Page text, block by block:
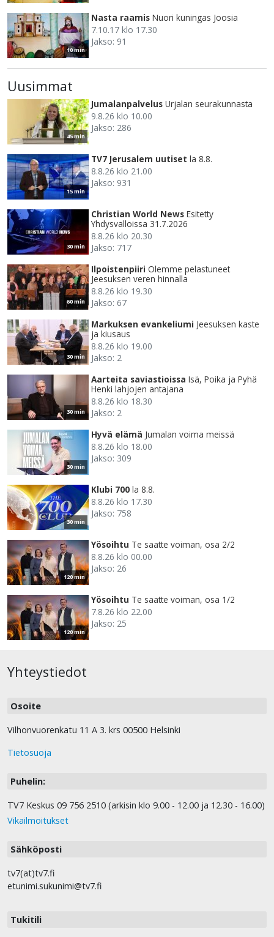
10 min
Nasta raamis Nuori kuningas Joosia
7.10.17 klo 17.30
Jakso: 91
Uusimmat
45 min
Jumalanpalvelus Urjalan seurakunnasta
9.8.26 klo 10.00
Jakso: 286
15 min
TV7 Jerusalem uutiset la 8.8.
8.8.26 klo 21.00
Jakso: 931
30 min
Christian World News Esitetty
Yhdysvalloissa 31.7.2026
8.8.26 klo 20.30
Jakso: 717
60 min
Ilpoistenpiiri Olemme pelastuneet
Jeesuksen veren hinnalla
8.8.26 klo 19.30
Jakso: 67
30 min
Markuksen evankeliumi Jeesuksen kaste
ja kiusaus
8.8.26 klo 19.00
Jakso: 2
30 min
Aarteita saviastioissa Isä, Poika ja Pyhä
Henki lahjojen antajana
8.8.26 klo 18.30
Jakso: 2
30 min
Hyvä elämä Jumalan voima meissä
8.8.26 klo 18.00
Jakso: 309
30 min
Klubi 700 la 8.8.
8.8.26 klo 17.30
Jakso: 758
120 min
Yösoihtu Te saatte voiman, osa 2/2
8.8.26 klo 00.00
Jakso: 26
120 min
Yösoihtu Te saatte voiman, osa 1/2
7.8.26 klo 22.00
Jakso: 25
Yhteystiedot
Osoite
Vilhonvuorenkatu 11 A 3. krs 00500 Helsinki
Tietosuoja
Puhelin:
TV7 Keskus 09 756 2510 (arkisin klo 9.00 - 12.00 ja 12.30 - 16.00)
Vikailmoitukset
Sähköposti
tv7(at)tv7.fi
etunimi.sukunimi@tv7.fi
Tukitili